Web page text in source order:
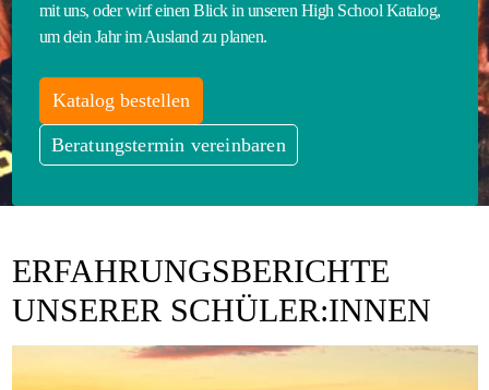
mit uns, oder wirf einen Blick in unseren High School Katalog,
um dein Jahr im Ausland zu planen.
Katalog bestellen
Beratungstermin vereinbaren
ERFAHRUNGSBERICHTE
UNSERER SCHÜLER:INNEN